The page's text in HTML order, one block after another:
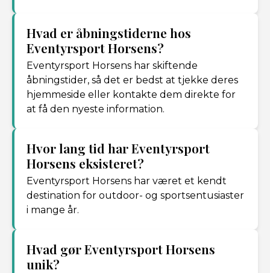
Hvad er åbningstiderne hos
Eventyrsport Horsens?
Eventyrsport Horsens har skiftende
åbningstider, så det er bedst at tjekke deres
hjemmeside eller kontakte dem direkte for
at få den nyeste information.
Hvor lang tid har Eventyrsport
Horsens eksisteret?
Eventyrsport Horsens har været et kendt
destination for outdoor- og sportsentusiaster
i mange år.
Hvad gør Eventyrsport Horsens
unik?